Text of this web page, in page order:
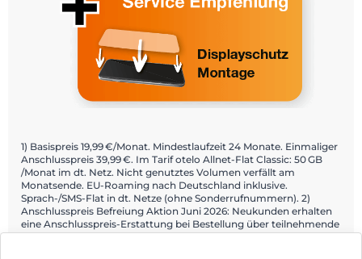
1) Basispreis 19,99 €/Monat. Mindestlaufzeit 24 Monate. Einmaliger
Anschlusspreis 39,99 €. Im Tarif otelo Allnet-Flat Classic: 50 GB
/Monat im dt. Netz. Nicht genutztes Volumen verfällt am
Monatsende. EU-Roaming nach Deutschland inklusive.
Sprach-/SMS-Flat in dt. Netze (ohne Sonderrufnummern). 2)
Anschlusspreis Befreiung Aktion Juni 2026: Neukunden erhalten
eine Anschlusspreis-Erstattung bei Bestellung über teilnehmende
Fachhändler und Aktivierung über die Mein otelo App. Details: